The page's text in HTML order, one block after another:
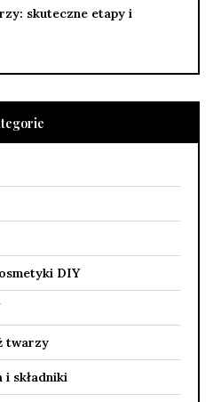
skuteczne etapy i
DIY
twarzy
i składniki